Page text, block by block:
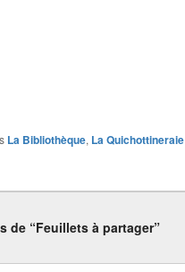
La Bibliothèque, La Quichottineraie
de “Feuillets à partager”